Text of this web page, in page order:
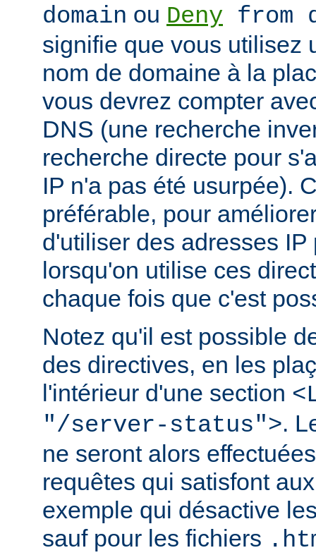
domain ou Deny from
signifie que vous utilisez
nom de domaine à la
vous devrez compter
DNS (une recherche
recherche directe pour
IP n'a pas été usurpée).
préférable, pour
d'utiliser des adresses
lorsqu'on utilise ces
chaque fois que c'est
Notez qu'il est possible
des directives, en les
l'intérieur d'une section
"/server-status">.
ne seront alors
requêtes qui satisfont
exemple qui désactive
sauf pour les fichiers